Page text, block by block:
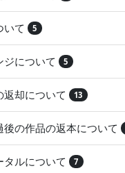
いて 5
について 5
却について 13
の作品の返本について
ルについて 7